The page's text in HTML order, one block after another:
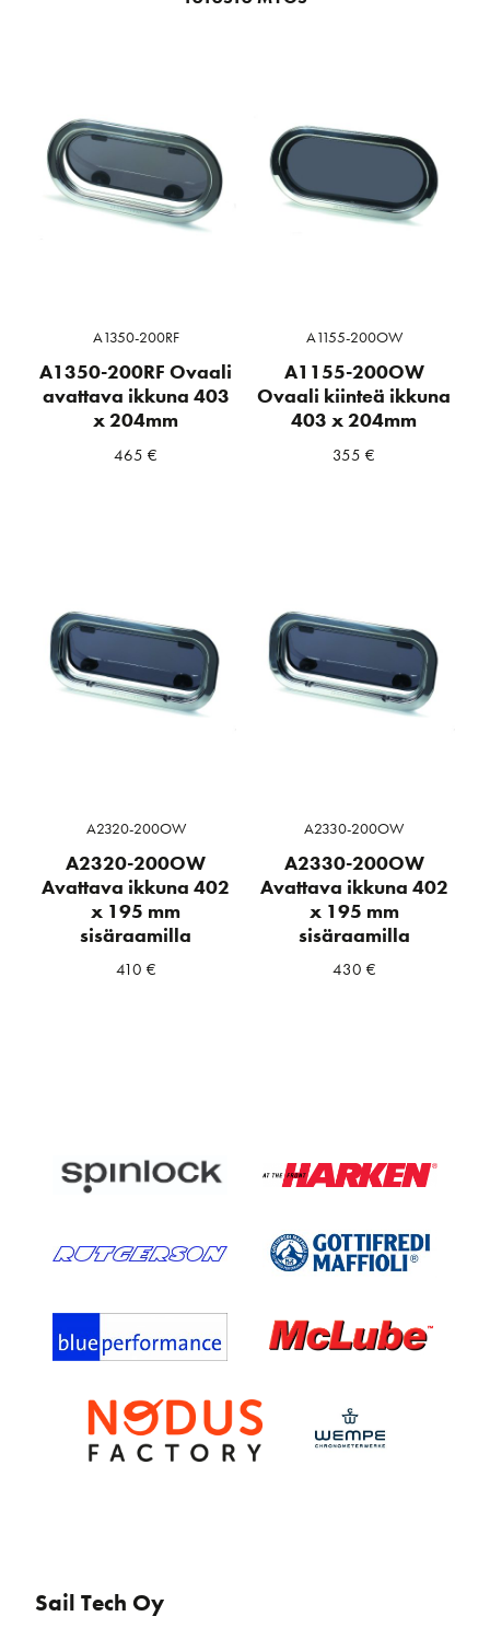
A1350-200RF
A1350-200RF Ovaali
avattava ikkuna 403
x 204mm
465€
A1155-200OW
A1155-200OW
Ovaali kiinteä ikkuna
403 x 204mm
355€
A2320-200OW
A2320-200OW
Avattava ikkuna 402
x 195 mm
sisäraamilla
410 €
A2330-200OW
A2330-200OW
Avattava ikkuna 402
x 195 mm
sisäraamilla
430 €
Sail Tech Oy